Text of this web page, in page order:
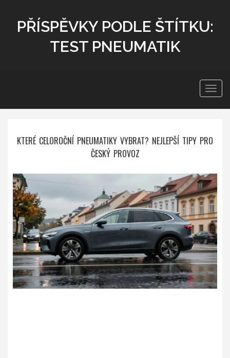
PŘÍSPĚVKY PODLE ŠTÍTKU:
TEST PNEUMATIK
KTERÉ CELOROČNÍ PNEUMATIKY VYBRAT? NEJLEPŠÍ TIPY PRO
ČESKÝ PROVOZ